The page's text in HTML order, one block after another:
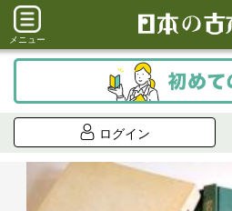
メニュー
ログイン